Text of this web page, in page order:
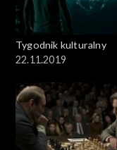
Tygodnik kulturalny
22.11.2019